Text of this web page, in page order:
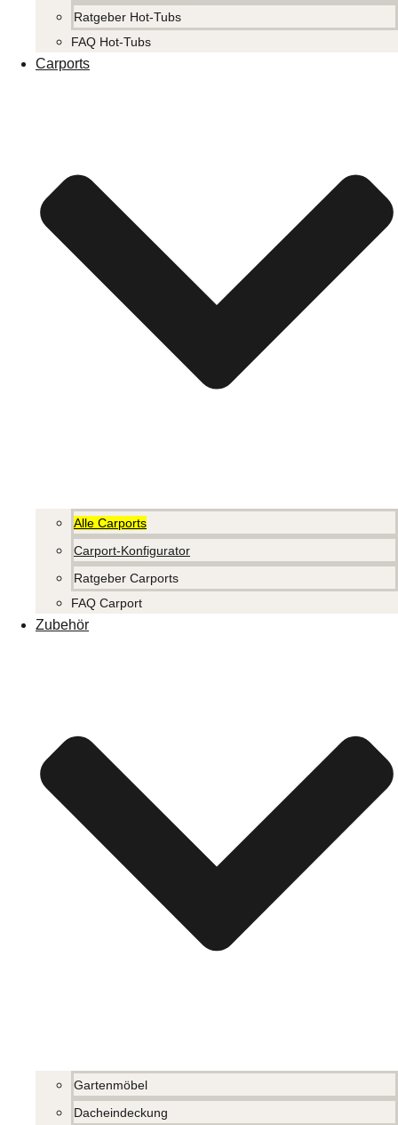
Ratgeber Hot-Tubs
FAQ Hot-Tubs
Carports
Alle Carports
Carport-Konfigurator
Ratgeber Carports
FAQ Carport
Zubehör
Gartenmöbel
Dacheindeckung